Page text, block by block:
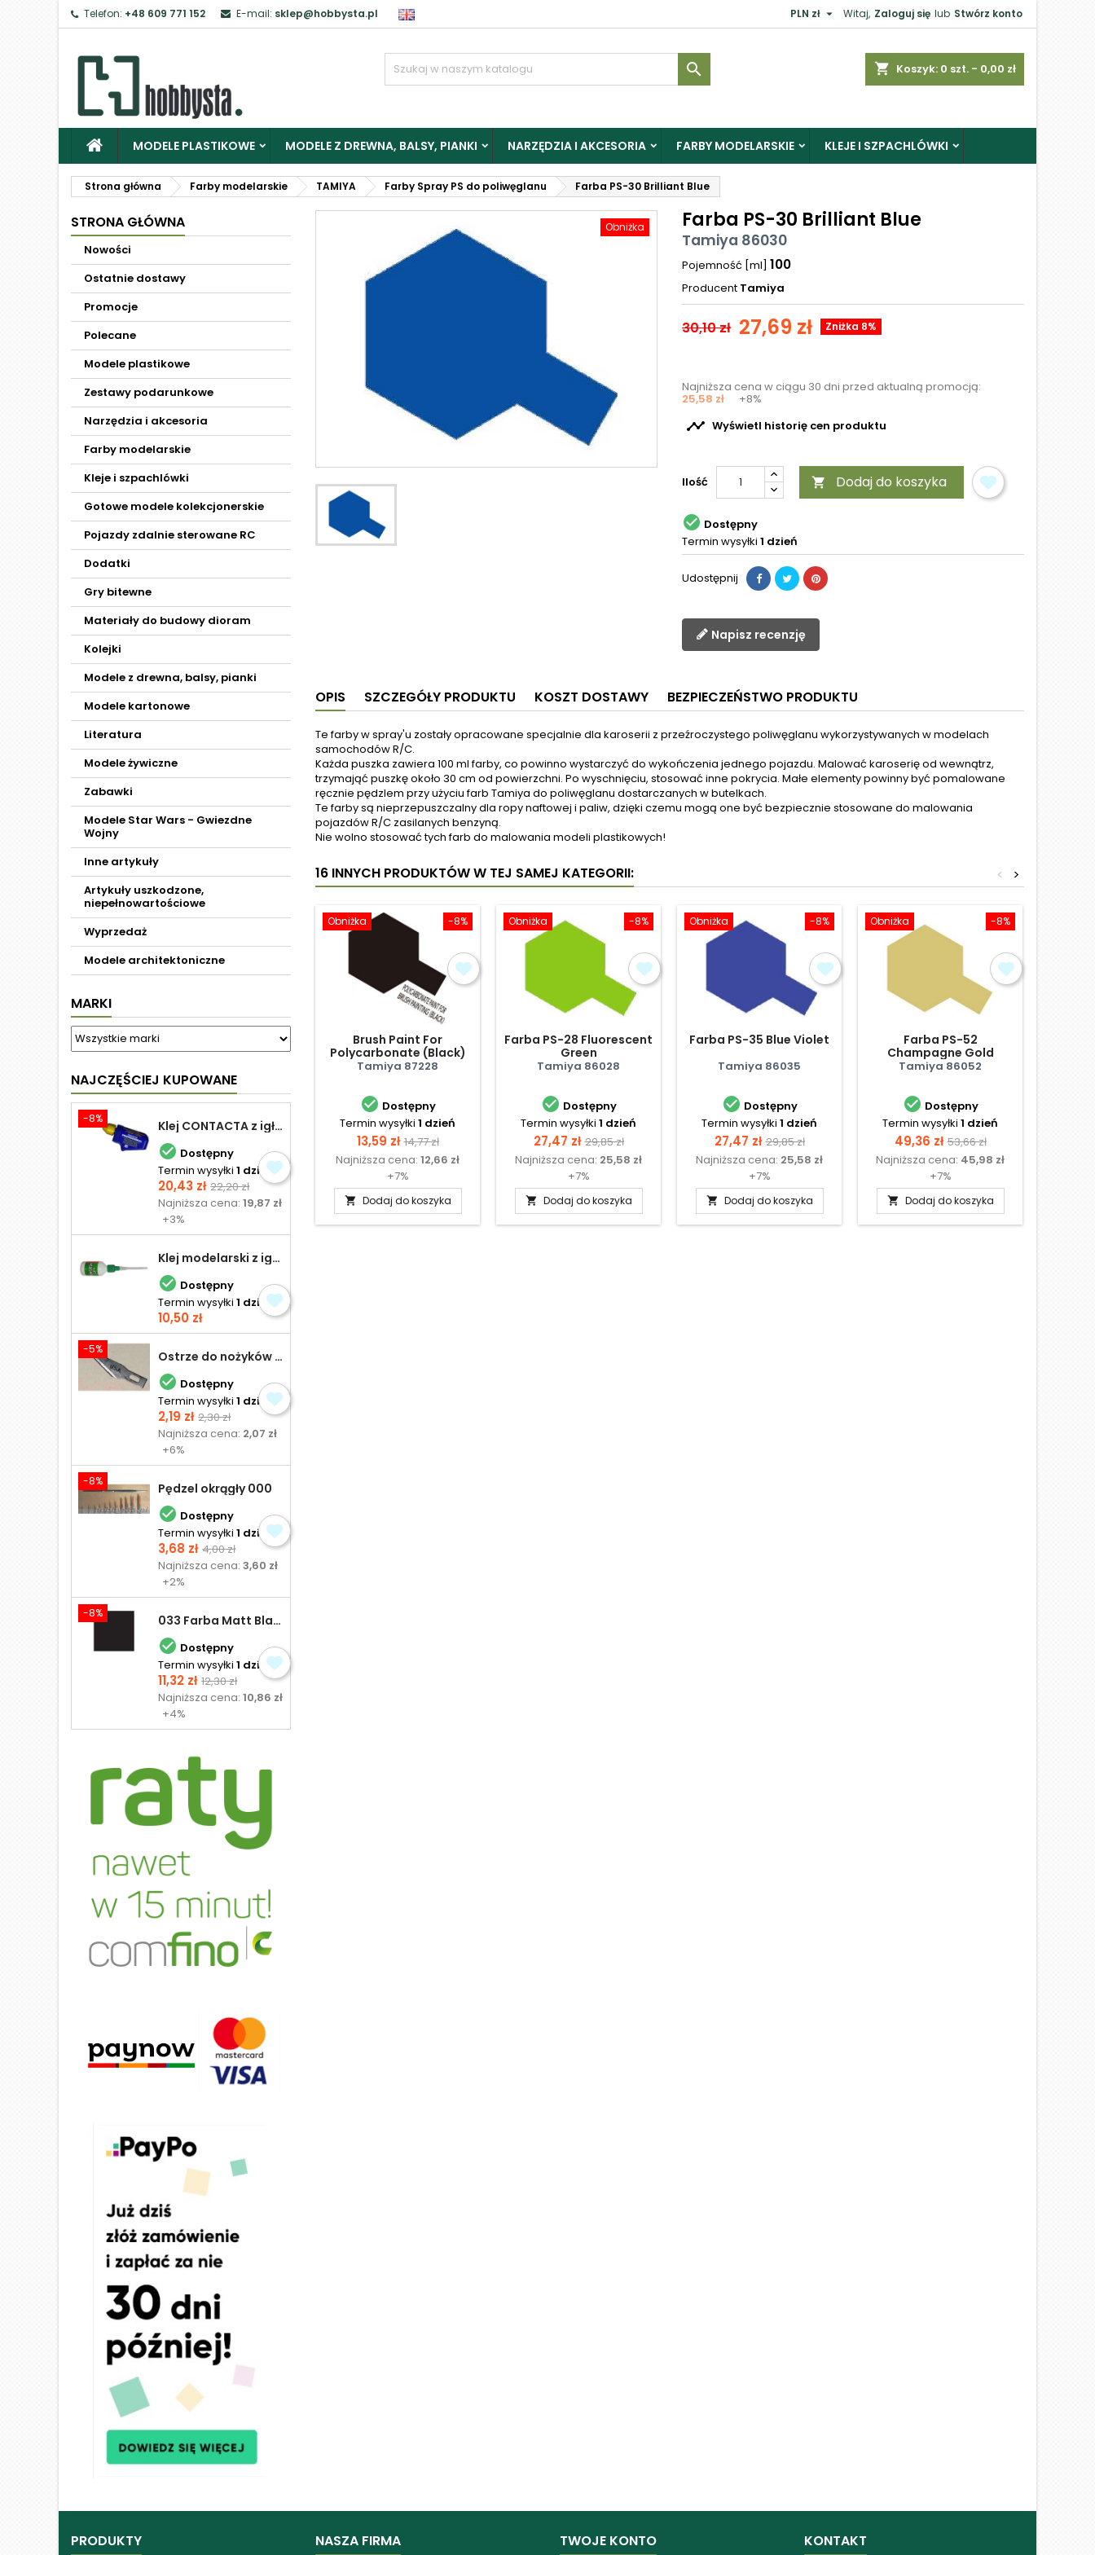
Telefon: +48 609 771 152 E-mail: sklep@hobbysta.pl Witaj, Zaloguj się lub Stwórz konto
PLN zł 
shopping_cart Koszyk: 0 szt. - 0,00 zł

MODELE PLASTIKOWE MODELE Z DREWNA, BALSY, PIANKI NARZĘDZIA I AKCESORIA FARBY MODELARSKIE KLEJE I SZPACHLÓWKI
Strona główna Farby modelarskie TAMIYA Farby Spray PS do poliwęglanu Farba PS-30 Brilliant Blue
STRONA GŁÓWNA
Nowości
Ostatnie dostawy
Promocje
Polecane
Modele plastikowe
Zestawy podarunkowe
Narzędzia i akcesoria
Farby modelarskie
Kleje i szpachlówki
Gotowe modele kolekcjonerskie
Pojazdy zdalnie sterowane RC
Dodatki
Gry bitewne
Materiały do budowy dioram
Kolejki
Modele z drewna, balsy, pianki
Modele kartonowe
Literatura
Modele żywiczne
Zabawki
Modele Star Wars - Gwiezdne
Wojny
Inne artykuły
Artykuły uszkodzone,
niepełnowartościowe
Wyprzedaż
Modele architektoniczne
MARKI
NAJCZĘŚCIEJ KUPOWANE
-8% Klej CONTACTA z igłą do plastiku 25,0 g
 Dostępny
Termin wysyłki 1 dzień
Cena
20,43 zł Cena
podstawowa
22,20 zł
Najniższa cena:19,87 zł
+3%
Klej modelarski z igłą 30 ml
 Dostępny
Termin wysyłki 1 dzień
Cena
10,50 zł
-5% Ostrze do nożyków Excel
 Dostępny
Termin wysyłki 1 dzień
Cena
2,19 zł Cena
podstawowa
2,30 zł
Najniższa cena: 2,07 zł
+6%
-8% Pędzel okrągły 000
 Dostępny
Termin wysyłki 1 dzień
Cena
3,68 zł Cena
podstawowa
4,00 zł
Najniższa cena:3,60 zł
+2%
-8% 033 Farba Matt Black - olejna
 Dostępny
Termin wysyłki 1 dzień
Cena
11,32 zł Cena
podstawowa
12,30 zł
Najniższa cena:10,86 zł
+4%
Obniżka Farba PS-30 Brilliant Blue
Tamiya 86030
Pojemność [ml] 100
Producent Tamiya
30,10 zł 27,69 zł Zniżka 8%
Najniższa cena w ciągu 30 dni przed aktualną promocją:
25,58 zł +8%
 Wyświetl historię cen produktu
Ilość  Dodaj do koszyka
 Dostępny
Termin wysyłki 1 dzień
Udostępnij
Napisz recenzję
OPIS SZCZEGÓŁY PRODUKTU KOSZT DOSTAWY BEZPIECZEŃSTWO PRODUKTU
Te farby w spray'u zostały opracowane specjalnie dla karoserii z przeźroczystego poliwęglanu wykorzystywanych w modelach
samochodów R/C.
Każda puszka zawiera 100 ml farby, co powinno wystarczyć do wykończenia jednego pojazdu. Malować karoserię od wewnątrz,
trzymająć puszkę około 30 cm od powierzchni. Po wyschnięciu, stosować inne pokrycia. Małe elementy powinny być pomalowane
ręcznie pędzlem przy użyciu farb Tamiya do poliwęglanu dostarczanych w butelkach.
Te farby są nieprzepuszczalny dla ropy naftowej i paliw, dzięki czemu mogą one być bezpiecznie stosowane do malowania
pojazdów R/C zasilanych benzyną.
Nie wolno stosować tych farb do malowania modeli plastikowych!
16 INNYCH PRODUKTÓW W TEJ SAMEJ KATEGORII: >
<
-8%
Obniżka
Brush Paint For
Polycarbonate (Black)
Tamiya 87228
 Dostępny
Termin wysyłki 1 dzień
Cena
13,59 zł Cena
podstawowa
14,77 zł
Najniższa cena: 12,66 zł
+7%
 Dodaj do koszyka
-8%
Obniżka
Farba PS-28 Fluorescent
Green
Tamiya 86028
 Dostępny
Termin wysyłki 1 dzień
Cena
27,47 zł Cena
podstawowa
29,85 zł
Najniższa cena: 25,58 zł
+7%
 Dodaj do koszyka
-8%
Obniżka
Farba PS-35 Blue Violet
Tamiya 86035
 Dostępny
Termin wysyłki 1 dzień
Cena
27,47 zł Cena
podstawowa
29,85 zł
Najniższa cena: 25,58 zł
+7%
 Dodaj do koszyka
-8%
Obniżka
Farba PS-52
Champagne Gold
Aluminum
Tamiya 86052
 Dostępny
Termin wysyłki 1 dzień
Cena
49,36 zł Cena
podstawowa
53,66 zł
Najniższa cena: 45,98 zł
+7%
 Dodaj do koszyka
PRODUKTY NASZA FIRMA TWOJE KONTO KONTAKT